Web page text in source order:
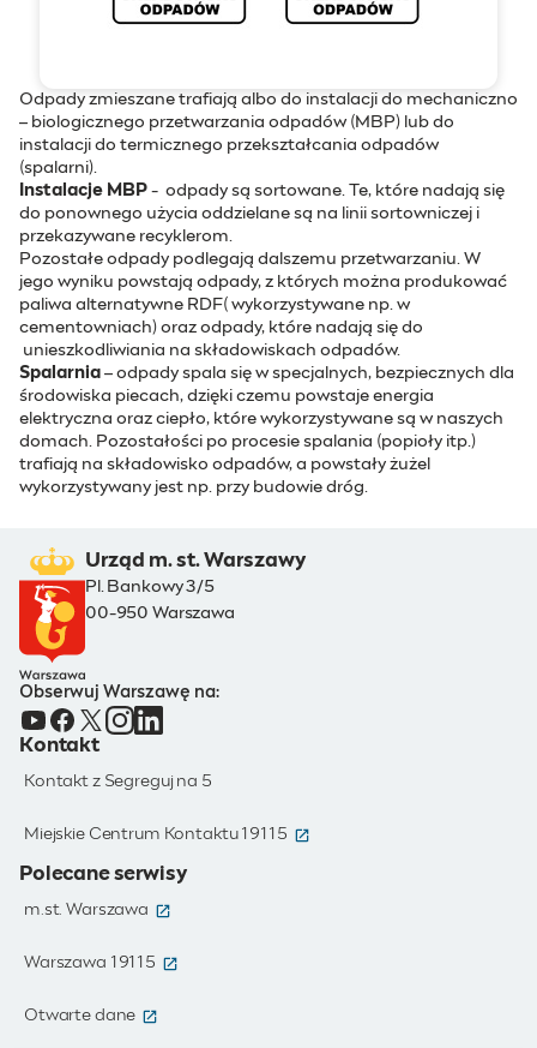
Odpady zmieszane trafiają albo do instalacji do mechaniczno
– biologicznego przetwarzania odpadów (MBP) lub do
instalacji do termicznego przekształcania odpadów
(spalarni).
Instalacje MBP - odpady są sortowane. Te, które nadają się
do ponownego użycia oddzielane są na linii sortowniczej i
przekazywane recyklerom.
Pozostałe odpady podlegają dalszemu przetwarzaniu. W
jego wyniku powstają odpady, z których można produkować
paliwa alternatywne RDF( wykorzystywane np. w
cementowniach) oraz odpady, które nadają się do
unieszkodliwiania na składowiskach odpadów.
Spalarnia – odpady spala się w specjalnych, bezpiecznych dla
środowiska piecach, dzięki czemu powstaje energia
elektryczna oraz ciepło, które wykorzystywane są w naszych
domach. Pozostałości po procesie spalania (popioły itp.)
trafiają na składowisko odpadów, a powstały żużel
wykorzystywany jest np. przy budowie dróg.
Urząd m. st. Warszawy
Pl. Bankowy 3/5
00-950 Warszawa
Obserwuj Warszawę na:
Kontakt
Kontakt z Segreguj na 5
Miejskie Centrum Kontaktu 19115 (otwiera się w nowym oknie)
Polecane serwisy
m.st. Warszawa (otwiera się w nowym oknie)
Warszawa 19115 (otwiera się w nowym oknie)
Otwarte dane